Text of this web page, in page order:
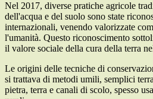
Nel 2017, diverse pratiche agricole
dell'acqua e del suolo sono state
internazionali, venendo valorizzate
l'umanità. Questo riconoscimento
il valore sociale della cura della terra
Le origini delle tecniche di
si trattava di metodi umili, semplici
pietra, terra e canali di scolo, spesso